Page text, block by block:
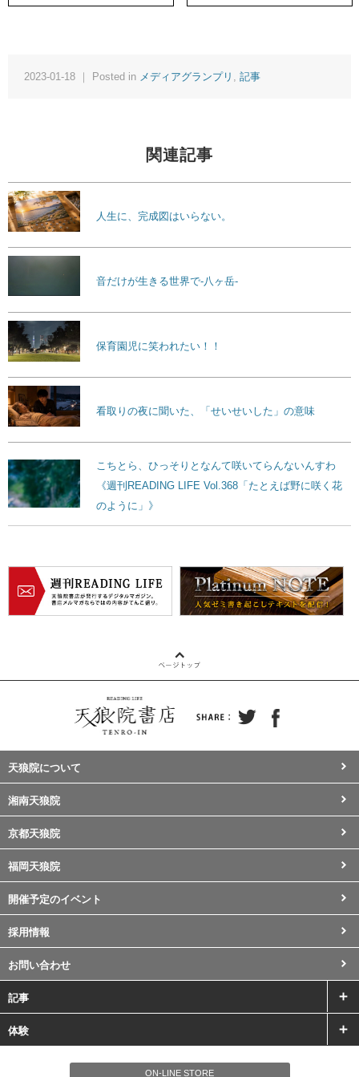
2023-01-18 ｜ Posted in メディアグランプリ , 記事
関連記事
人生に、完成図はいらない。
音だけが生きる世界で-八ヶ岳-
保育園児に笑われたい！！
看取りの夜に聞いた、「せいせいした」の意味
こちとら、ひっそりとなんて咲いてらんないんすわ
《週刊READING LIFE Vol.368「たとえば野に咲く花
のように」》
天狼院について
湘南天狼院
京都天狼院
福岡天狼院
開催予定のイベント
採用情報
お問い合わせ
記事
体験
ON-LINE STORE